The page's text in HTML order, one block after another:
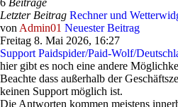
6 Beiträge
Letzter Beitrag Rechner und
von Admin01 Neuester Beitrag
Freitag 8. Mai 2026, 16:27
Support Paidspider/Paid-Wolf/
hier gibt es noch eine andere
Beachte dass außerhalb der
keinen Support möglich ist.
Die Antworten kommen meistens